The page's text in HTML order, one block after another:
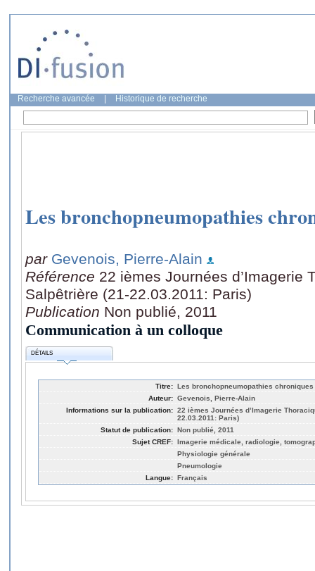
Recherche avancée Historique de recherche
Les bronchopneumopathies
par Gevenois, Pierre-Alain
Référence 22 ièmes Journées d’Imagerie
Salpêtrière (21-22.03.2011: Paris)
Publication Non publié, 2011
Communication à un colloque
DÉTAILS
Titre: Les bronchopneumopathies
Auteur: Gevenois, Pierre-Alain
Informations sur la publication: 22 ièmes Journées d’Imagerie
22.03.2011: Paris)
Statut de publication: Non publié, 2011
Sujet CREF: Imagerie médicale, radiologie,
Physiologie générale
Pneumologie
Langue: Français